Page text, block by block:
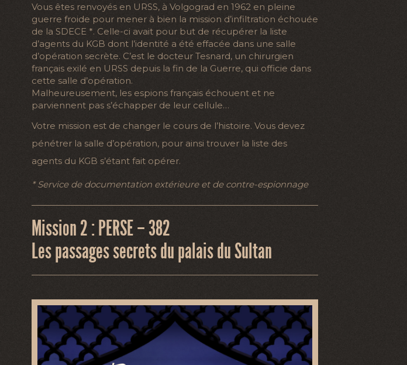
Vous êtes renvoyés en URSS, à Volgograd en 1962 en pleine
guerre froide pour mener à bien la mission d’infiltration échouée
de la SDECE *. Celle-ci avait pour but de récupérer la liste
d’agents du KGB dont l’identité a été effacée dans une salle
d’opération secrète. C’est le docteur Tesnard, un chirurgien
français exilé en URSS depuis la fin de la Guerre, qui officie dans
cette salle d’opération.
Malheureusement, les espions français échouent et ne
parviennent pas s’échapper de leur cellule…
Votre mission est de changer le cours de l’histoire. Vous devez
pénétrer la salle d’opération, pour ainsi trouver la liste des
agents du KGB s’étant fait opérer.
* Service de documentation extérieure et de contre-espionnage
Mission 2 : PERSE – 382
Les passages secrets du palais du Sultan